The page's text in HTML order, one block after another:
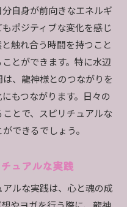
自身が前向きなエネルギ
ポジティブな変化を感じ
触れ合う時間を持つこと
とができます。特に水辺
、龍神様とのつながりを
もつながります。日々の
とで、スピリチュアルな
できるでしょう。
ュアルな実践
ルな実践は、心と魂の成